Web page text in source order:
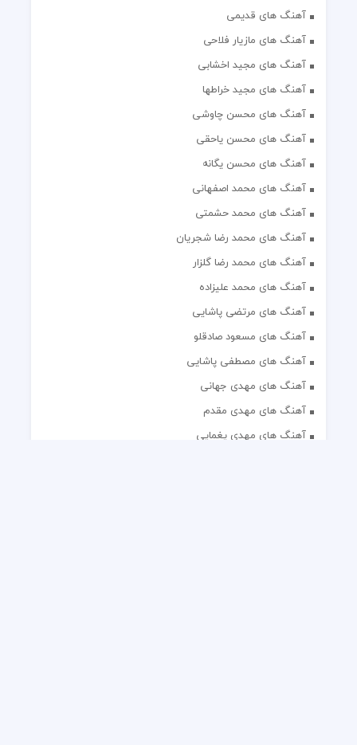
آهنگ های قدیمی
آهنگ های مازیار فلاحی
آهنگ های مجید اخشابی
آهنگ های مجید خراطها
آهنگ های محسن چاوشی
آهنگ های محسن یاحقی
آهنگ های محسن یگانه
آهنگ های محمد اصفهانی
آهنگ های محمد حشمتی
آهنگ های محمد رضا شجریان
آهنگ های محمد رضا گلزار
آهنگ های محمد علیزاده
آهنگ های مرتضی پاشایی
آهنگ های مسعود صادقلو
آهنگ های مصطفی پاشایی
آهنگ های مهدی جهانی
آهنگ های مهدی مقدم
آهنگ های مهدی یغمایی